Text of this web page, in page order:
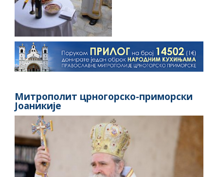
Митрополит црногорско-приморски
Јоаникије